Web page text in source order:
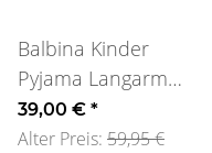
Balbina Kinder
Pyjama Langarm
Frosch Größe
128/134
39,00 € *
Alter Preis: 59,95 €